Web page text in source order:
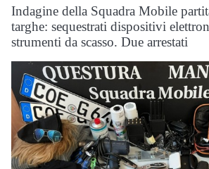
Indagine della Squadra Mobile
targhe: sequestrati dispositivi
strumenti da scasso. Due arrestati